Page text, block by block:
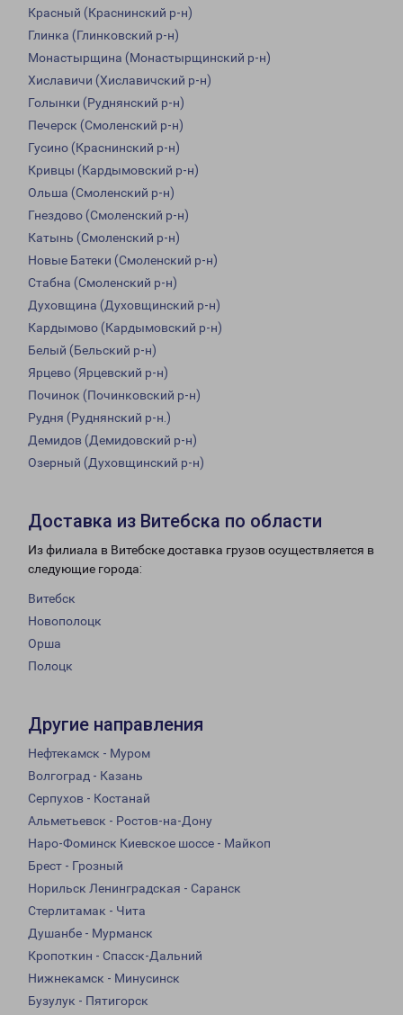
Красный (Краснинский р-н)
Глинка (Глинковский р-н)
Монастырщина (Монастырщинский р-н)
Хиславичи (Хиславичский р-н)
Голынки (Руднянский р-н)
Печерск (Смоленский р-н)
Гусино (Краснинский р-н)
Кривцы (Кардымовский р-н)
Ольша (Смоленский р-н)
Гнездово (Смоленский р-н)
Катынь (Смоленский р-н)
Новые Батеки (Смоленский р-н)
Стабна (Смоленский р-н)
Духовщина (Духовщинский р-н)
Кардымово (Кардымовский р-н)
Белый (Бельский р-н)
Ярцево (Ярцевский р-н)
Починок (Починковский р-н)
Рудня (Руднянский р-н.)
Демидов (Демидовский р-н)
Озерный (Духовщинский р-н)
Доставка из Витебска по области
Из филиала в Витебске доставка грузов осуществляется в
следующие города:
Витебск
Новополоцк
Орша
Полоцк
Другие направления
Нефтекамск - Муром
Волгоград - Казань
Серпухов - Костанай
Альметьевск - Ростов-на-Дону
Наро-Фоминск Киевское шоссе - Майкоп
Брест - Грозный
Норильск Ленинградская - Саранск
Стерлитамак - Чита
Душанбе - Мурманск
Кропоткин - Спасск-Дальний
Нижнекамск - Минусинск
Бузулук - Пятигорск